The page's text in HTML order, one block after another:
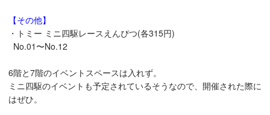
【その他】
・トミー ミニ四駆レースえんぴつ(各315円)
No.01〜No.12
6階と7階のイベントスペースは入れず。
ミニ四駆のイベントも予定されているそうなので、開催された際に
はぜひ。